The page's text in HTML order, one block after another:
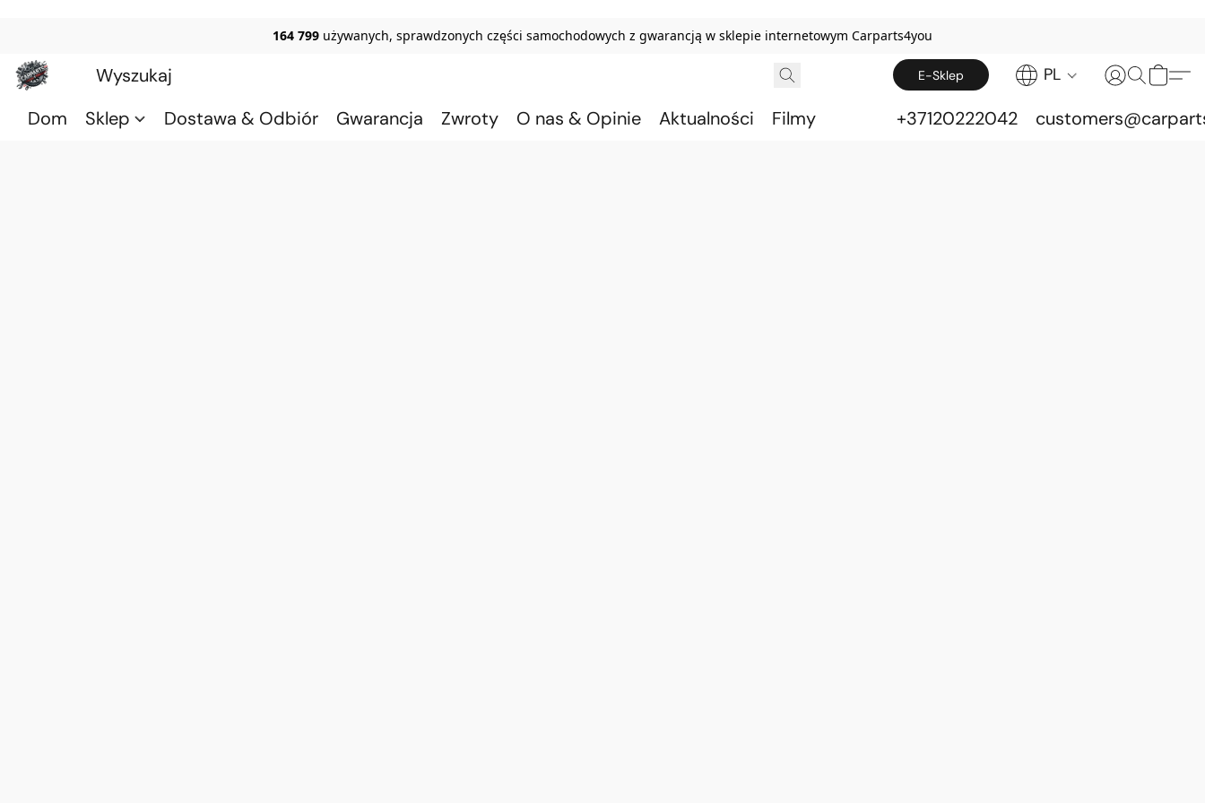
164 799 używanych, sprawdzonych części samochodowych z gwarancją w sklepie internetowym Carparts4you
E-Sklep PL
Dom Sklep Dostawa & Odbiór Gwarancja Zwroty O nas & Opinie Aktualności Filmy +37120222042